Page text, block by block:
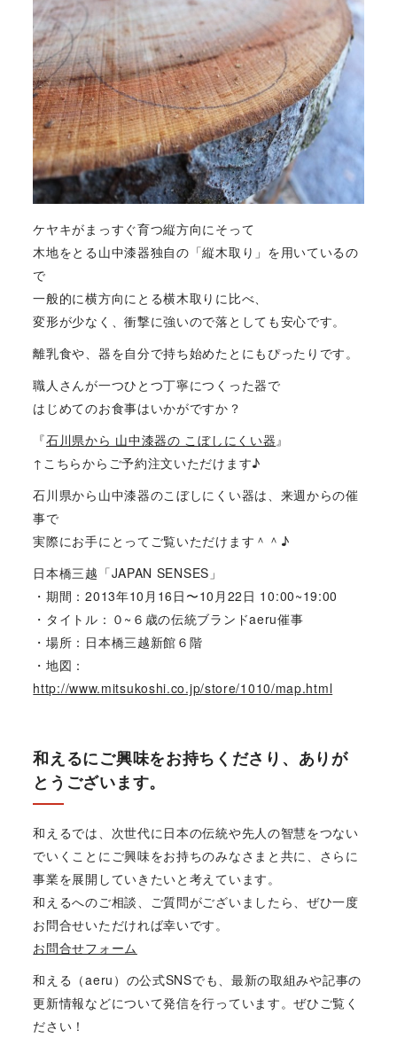
ケヤキがまっすぐ育つ縦方向にそって
木地をとる山中漆器独自の「縦木取り」を用いているの
で
一般的に横方向にとる横木取りに比べ、
変形が少なく、衝撃に強いので落としても安心です。
離乳食や、器を自分で持ち始めたとにもぴったりです。
職人さんが一つひとつ丁寧につくった器で
はじめてのお食事はいかがですか？
『石川県から 山中漆器の こぼしにくい器』
↑こちらからご予約注文いただけます♪
石川県から山中漆器のこぼしにくい器は、来週からの催
事で
実際にお手にとってご覧いただけます＾＾♪
日本橋三越「JAPAN SENSES」
・期間：2013年10月16日〜10月22日 10:00~19:00
・タイトル：０~６歳の伝統ブランドaeru催事
・場所：日本橋三越新館６階
・地図：
http://www.mitsukoshi.co.jp/store/1010/map.html
和えるにご興味をお持ちくださり、ありが
とうございます。
和えるでは、次世代に日本の伝統や先人の智慧をつない
でいくことにご興味をお持ちのみなさまと共に、さらに
事業を展開していきたいと考えています。
和えるへのご相談、ご質問がございましたら、ぜひ一度
お問合せいただければ幸いです。
お問合せフォーム
和える（aeru）の公式SNSでも、最新の取組みや記事の
更新情報などについて発信を行っています。ぜひご覧く
ださい！